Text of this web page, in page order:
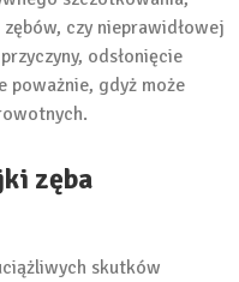
czy nieprawidłowej
odsłonięcie
poważnie, gdyż może
zęba
skutków